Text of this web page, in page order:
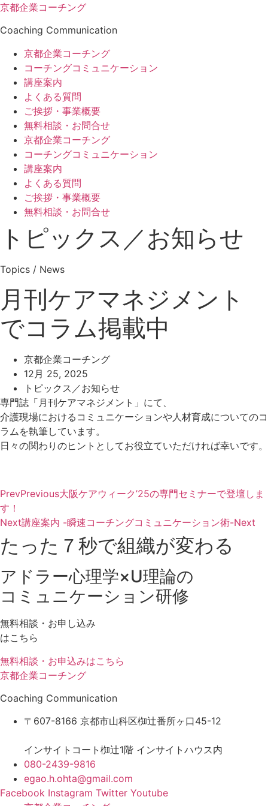
コ
テ
京都企業コーチング
Coaching Communication
京都企業コーチング
コーチングコミュニケーション
講座案内
よくある質問
ご挨拶・事業概要
無料相談・お問合せ
京都企業コーチング
コーチングコミュニケーション
講座案内
よくある質問
ご挨拶・事業概要
無料相談・お問合せ
トピックス／お知らせ
Topics / News
月刊ケアマネジメント
でコラム掲載中
京都企業コーチング
12月 25, 2025
トピックス／お知らせ
専門誌「月刊ケアマネジメント」にて、
介護現場におけるコミュニケーションや人材育成についてのコ
ラムを執筆しています。
日々の関わりのヒントとしてお役立ていただければ幸いです。
PrevPrevious大阪ケアウィーク’25の専門セミナーで登壇しま
す！
Next講座案内 -瞬速コーチングコミュニケーション術-Next
たった ７秒で組織が変わる
アドラー心理学×U理論の
コミュニケーション研修
無料相談・お申し込み
はこちら
無料相談・お申込みはこちら
京都企業コーチング
Coaching Communication
〒607-8166 京都市山科区椥辻番所ヶ口45-12
インサイトコート椥辻1階 インサイトハウス内
080-2439-9816
egao.h.ohta@gmail.com
Facebook Instagram Twitter Youtube